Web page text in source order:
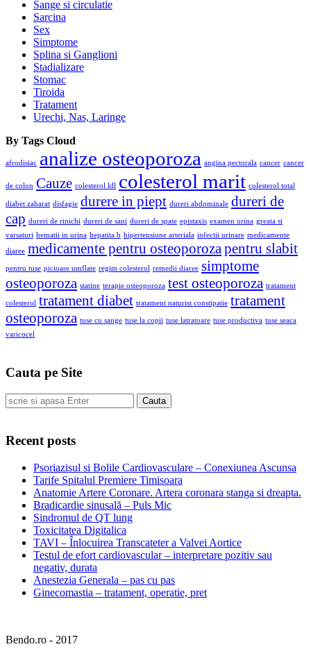
Sange si circulatie
Sarcina
Sex
Simptome
Splina si Ganglioni
Stadializare
Stomac
Tiroida
Tratament
Urechi, Nas, Laringe
By Tags Cloud
afrodisiac analize osteoporoza angina pectorala cancer cancer
de colon Cauze colesterol ldl colesterol marit colesterol total
diabet zaharat disfagie durere in piept dureri abdominale dureri de
cap dureri de rinichi dureri de sani dureri de spate epistaxis examen urina greata si
varsaturi hematii in urina hepatita b hipertensiune arteriala infectii urinare medicamente
diaree medicamente pentru osteoporozapentru slabit
pentru tuse picioare umflate regim colesterol remedii diaree simptome
osteoporoza statine terapie osteoporoza test osteoporoza tratament
colesterol tratament diabet tratament naturist constipatie tratament
osteoporoza tuse cu sange tuse la copii tuse latratoare tuse productiva tuse seaca
varicocel
Cauta pe Site
Cauta
Recent posts
Psoriazisul si Bolile Cardiovasculare – Conexiunea Ascunsa
Tarife Spitalul Premiere Timisoara
Anatomie Artere Coronare. Artera coronara stanga si dreapta.
Bradicardie sinusală – Puls Mic
Sindromul de QT lung
Toxicitatea Digitalica
TAVI – Înlocuirea Transcateter a Valvei Aortice
Testul de efort cardiovascular – interpretare pozitiv sau
negativ, durata
Anestezia Generala – pas cu pas
Ginecomastia – tratament, operatie, pret
Bendo.ro - 2017